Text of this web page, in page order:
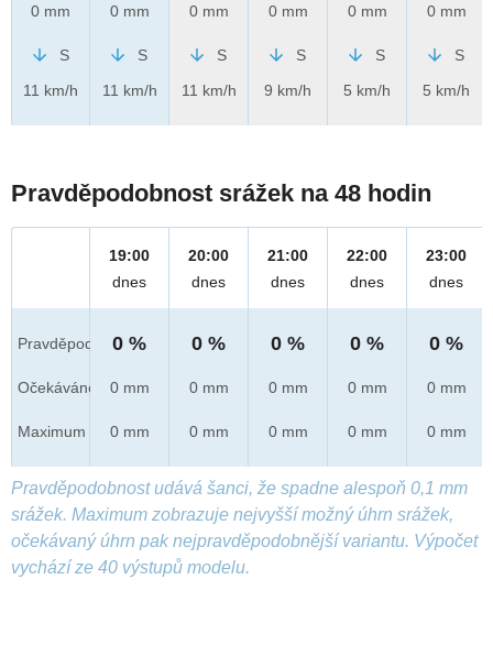
0 mm
S
11 km/h
0 mm
S
11 km/h
0 mm
S
11 km/h
0 mm
S
9 km/h
0 mm
S
5 km/h
0 mm
S
5 km/h
Pravděpodobnost srážek na 48 hodin
Pravděpod.
Očekáváno
Maximum
19:00
dnes
0 %
0 mm
0 mm
20:00
dnes
0 %
0 mm
0 mm
21:00
dnes
0 %
0 mm
0 mm
22:00
dnes
0 %
0 mm
0 mm
23:00
dnes
0 %
0 mm
0 mm
Pravděpodobnost udává šanci, že spadne alespoň 0,1 mm
srážek. Maximum zobrazuje nejvyšší možný úhrn srážek,
očekávaný úhrn pak nejpravděpodobnější variantu. Výpočet
vychází ze 40 výstupů modelu.